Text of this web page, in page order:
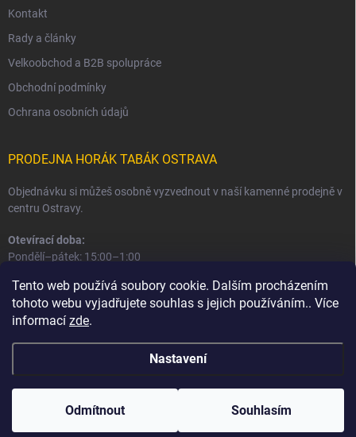
Tento web používá soubory cookie. Dalším procházením
tohoto webu vyjadřujete souhlas s jejich používáním.. Více
informací zde.
Nastavení
Odmítnout Souhlasím
Kontakt
Rady a články
Velkoobchod a B2B spolupráce
Obchodní podmínky
Ochrana osobních údajů
PRODEJNA HORÁK TABÁK OSTRAVA
Objednávku si můžeš osobně vyzvednout v naší kamenné prodejně v
centru Ostravy.
Otevírací doba:
Pondělí–pátek: 15:00–1:00
Informace o prodejně a osobním odběru
Copyright 2026Horák Tabák. Všechna práva vyhrazena.